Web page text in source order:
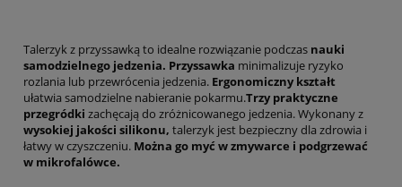
Talerzyk z przyssawką to idealne rozwiązanie podczas nauki
samodzielnego jedzenia. Przyssawka minimalizuje ryzyko
rozlania lub przewrócenia jedzenia. Ergonomiczny kształt
ułatwia samodzielne nabieranie pokarmu.Trzy praktyczne
przegródki zachęcają do zróżnicowanego jedzenia. Wykonany z
wysokiej jakości silikonu, talerzyk jest bezpieczny dla zdrowia i
łatwy w czyszczeniu. Można go myć w zmywarce i podgrzewać
w mikrofalówce.